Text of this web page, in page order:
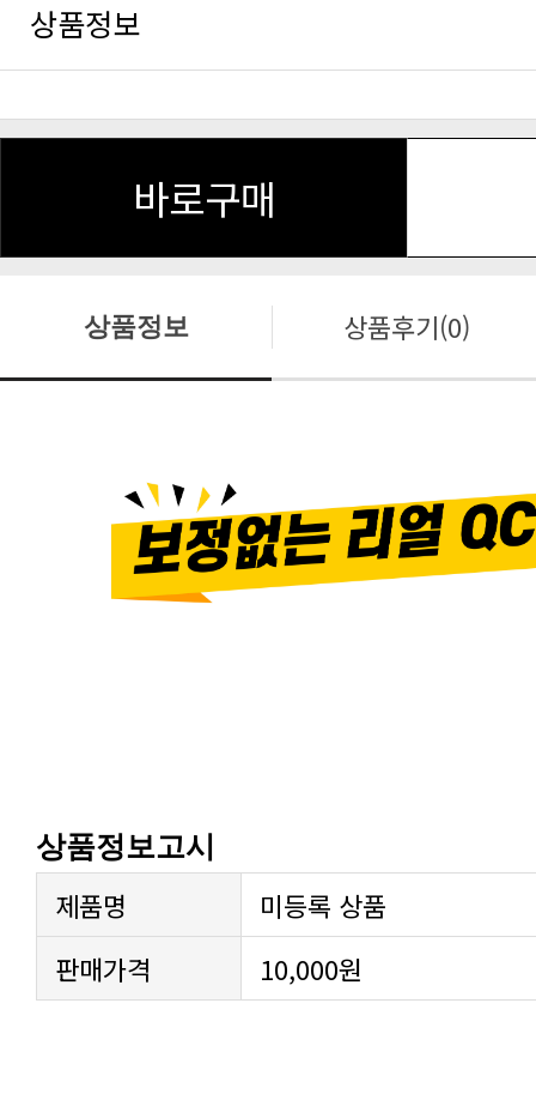
상품정보
바로구매
상품정보 상품후기(0)
상품정보고시
제품명
미등록 상품
판매가격
10,000원